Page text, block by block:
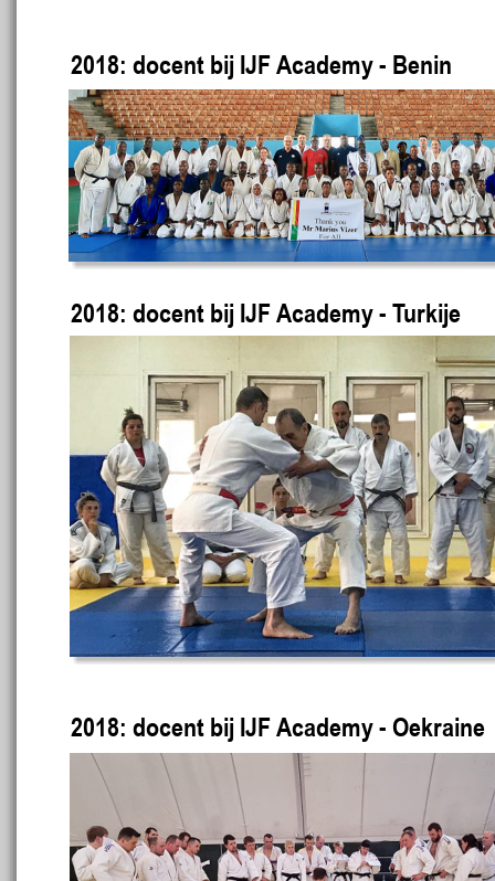
2018: docent bij IJF Academy - Benin
2018: docent bij IJF Academy - Turkije
2018: docent bij IJF Academy - Oekraine